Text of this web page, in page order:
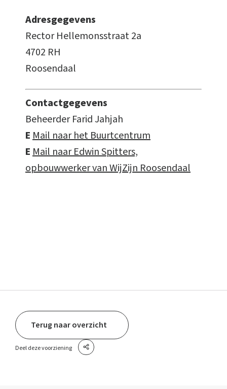
Adresgegevens
Rector Hellemonsstraat 2a
4702 RH
Roosendaal
Contactgegevens
Beheerder Farid Jahjah
E Mail naar het Buurtcentrum
E Mail naar Edwin Spitters,
opbouwwerker van WijZijn Roosendaal
Terug naar overzicht
Deel deze voorziening